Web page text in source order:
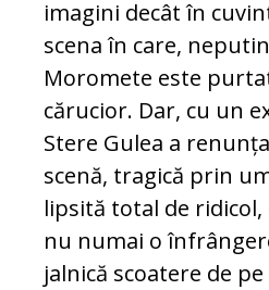
imagini decât în
scena în care,
Moromete este
cărucior. Dar, cu un
Stere Gulea a
scenă, tragică prin
lipsită total de ridicol,
nu numai o
jalnică scoatere de